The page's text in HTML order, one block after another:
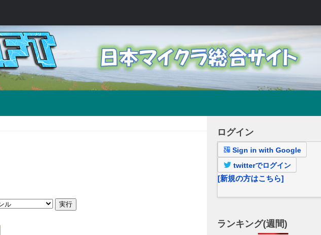
ログイン
Sign in with Google
twitterでログイン
[新規の方はこちら]
ランキング(週間)